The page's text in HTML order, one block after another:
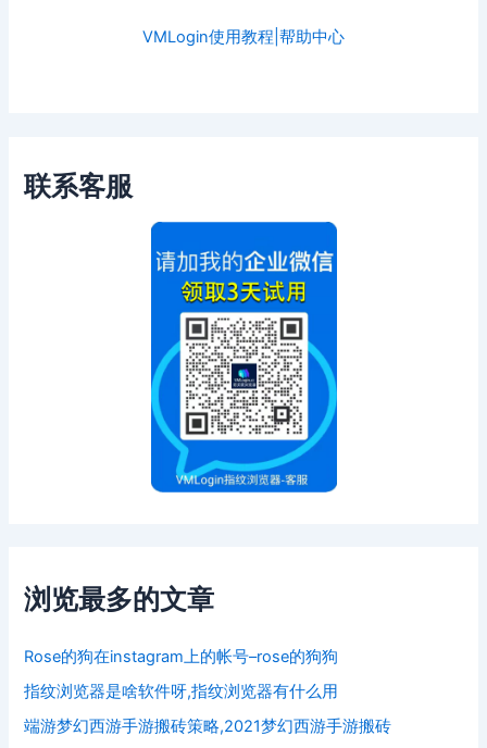
VMLogin使用教程|帮助中心
联系客服
浏览最多的文章
Rose的狗在instagram上的帐号–rose的狗狗
指纹浏览器是啥软件呀,指纹浏览器有什么用
端游梦幻西游手游搬砖策略,2021梦幻西游手游搬砖